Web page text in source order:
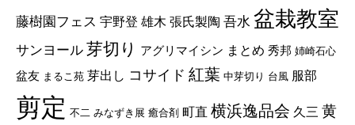
藤樹園フェス 宇野登 雄木 張氏製陶 吾水 盆栽教室
サンヨール芽切り アグリマイシン まとめ 秀邦 姉崎石心
盆友 まるこ苑 芽出し コサイド 紅葉 中芽切り 台風 服部
剪定 不二 みなずき展 癒合剤 町直 横浜逸品会 久三 黄